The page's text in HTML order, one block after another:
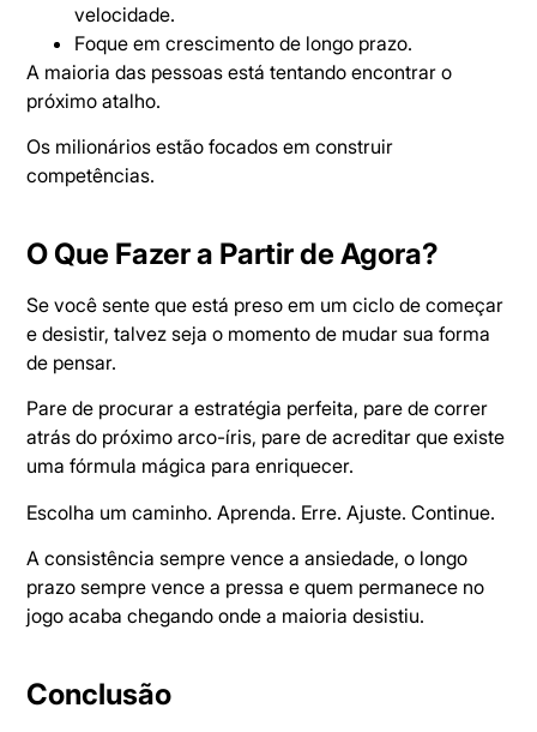
velocidade.
Foque em crescimento de longo prazo.
A maioria das pessoas está tentando encontrar o
próximo atalho.
Os milionários estão focados em construir
competências.
O Que Fazer a Partir de Agora?
Se você sente que está preso em um ciclo de começar
e desistir, talvez seja o momento de mudar sua forma
de pensar.
Pare de procurar a estratégia perfeita, pare de correr
atrás do próximo arco-íris, pare de acreditar que existe
uma fórmula mágica para enriquecer.
Escolha um caminho. Aprenda. Erre. Ajuste. Continue.
A consistência sempre vence a ansiedade, o longo
prazo sempre vence a pressa e quem permanece no
jogo acaba chegando onde a maioria desistiu.
Conclusão